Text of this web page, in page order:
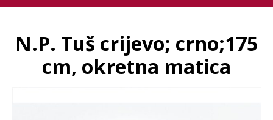
N.P. Tuš crijevo; crno;175
cm, okretna matica